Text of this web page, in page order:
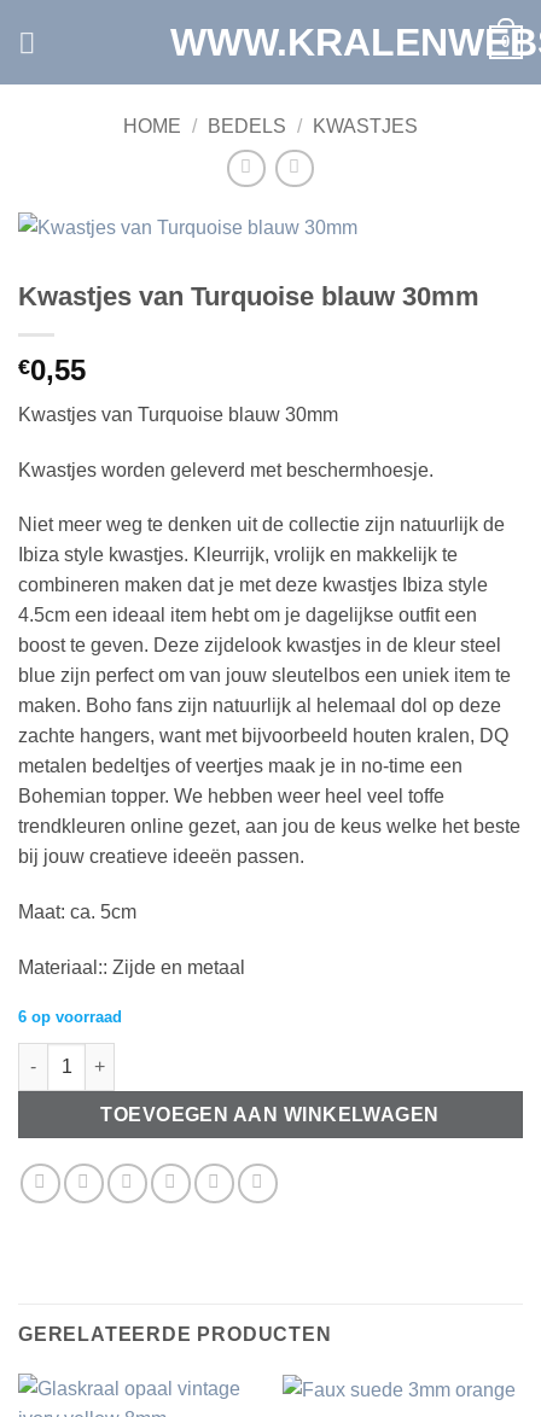
0
HOME / BEDELS / KWASTJES
Kwastjes van Turquoise blauw 30mm
€0,55
Kwastjes van Turquoise blauw 30mm
Kwastjes worden geleverd met beschermhoesje.
Niet meer weg te denken uit de collectie zijn natuurlijk de
Ibiza style kwastjes. Kleurrijk, vrolijk en makkelijk te
combineren maken dat je met deze kwastjes Ibiza style
4.5cm een ideaal item hebt om je dagelijkse outfit een
boost te geven. Deze zijdelook kwastjes in de kleur steel
blue zijn perfect om van jouw sleutelbos een uniek item te
maken. Boho fans zijn natuurlijk al helemaal dol op deze
zachte hangers, want met bijvoorbeeld houten kralen, DQ
metalen bedeltjes of veertjes maak je in no-time een
Bohemian topper. We hebben weer heel veel toffe
trendkleuren online gezet, aan jou de keus welke het beste
bij jouw creatieve ideeën passen.
Maat: ca. 5cm
Materiaal:: Zijde en metaal
6 op voorraad
Kwastjes van Turquoise blauw 30mm aantal
TOEVOEGEN AAN WINKELWAGEN
GERELATEERDE PRODUCTEN